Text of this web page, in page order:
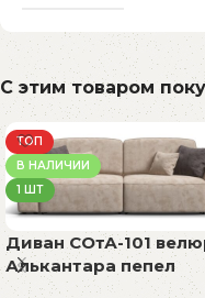
С этим товаром
ТОП
В НАЛИЧИИ
1 ШТ
Диван СОтА-101
Алькантара пепел